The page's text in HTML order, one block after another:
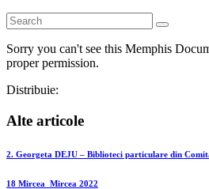
Sorry you can't see this Memphis
proper permission.
Distribuie:
Alte articole
2. Georgeta DEJU – Biblioteci particulare din
18 Mircea_Mircea 2022